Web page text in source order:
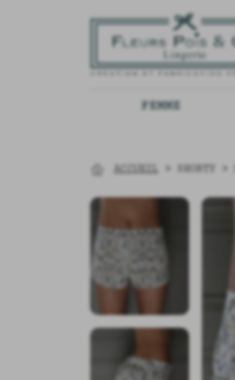
FEMME
ACCUEIL > SHORTY >